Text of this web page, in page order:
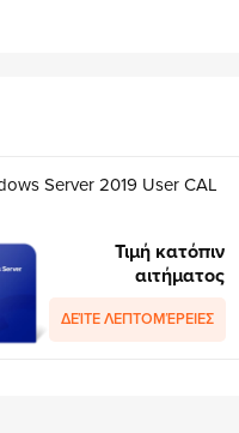
Server 2019 User CAL
Τιμή κατόπιν
αιτήματος
ΔΕΊΤΕ ΛΕΠΤΟΜΈΡΕΙΕΣ